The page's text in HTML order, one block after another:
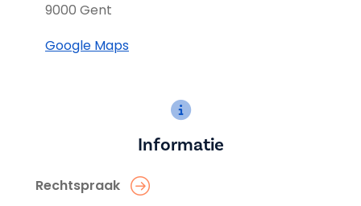
9000 Gent
Google Maps
Informatie
Rechtspraak